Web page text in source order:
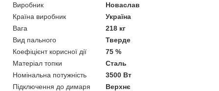
Виробник
Новаслав
Країна виробник
Україна
Вага
218 кг
Вид пального
Тверде
Коефіцієнт корисної дії
75 %
Матеріал топки
Сталь
Номінальна потужність
3500 Вт
Підключення до димаря
Верхнє